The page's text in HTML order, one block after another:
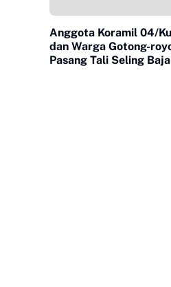
Anggota Koramil 04/
dan Warga Gotong-
Pasang Tali Seling